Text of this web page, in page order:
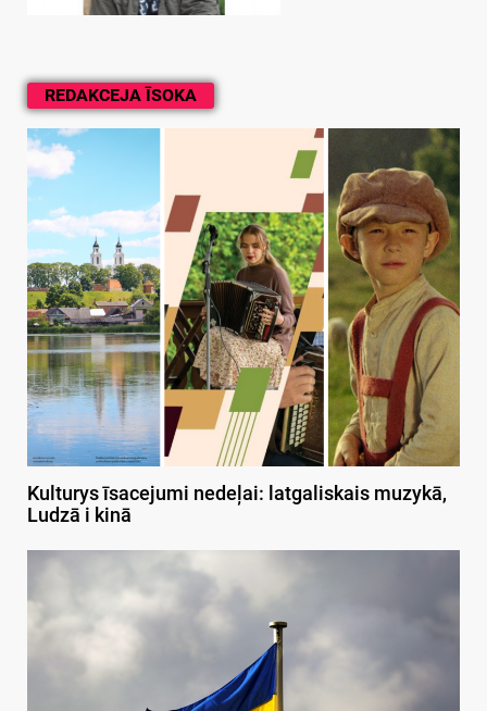
REDAKCEJA ĪSOKA
Kulturys īsacejumi nedeļai: latgaliskais muzykā,
Ludzā i kinā